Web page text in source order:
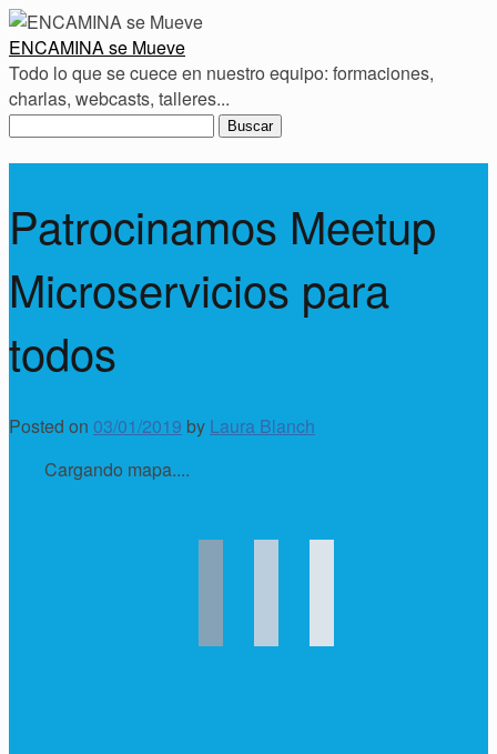
ENCAMINA se Mueve
Todo lo que se cuece en nuestro equipo: formaciones,
charlas, webcasts, talleres...
Buscar:
Patrocinamos Meetup
Microservicios para
todos
Posted on 03/01/2019 by Laura Blanch
Cargando mapa....